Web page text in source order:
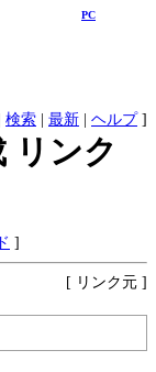
PC
検索 | 最新 | ヘルプ]
リンク
]
[ リンク元 ]